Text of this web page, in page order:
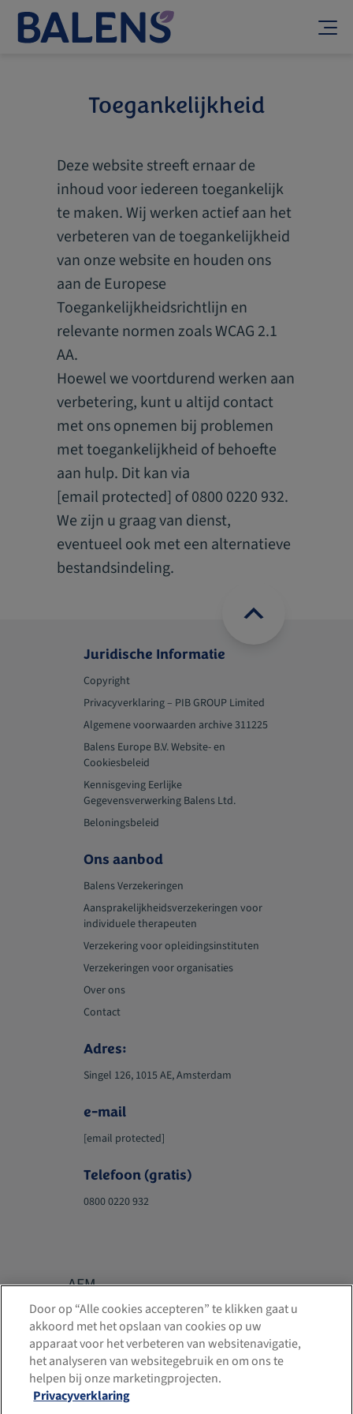
Vertel ons meer over uw bedrijf zodat we u kunnen
Individuele therapeut, coach of masseur (zonder medewerkers)
Aansprakelijkheidsverzekering voor opleidingsinstituten
Organisatie of individu met medewerkers
Aansprakelijkheidsverzekering voor complementair therapeuten,
masseurs, schoonheidsspecialisten, coaches en
vertrouwenspersoonen.
Vraag een offerte aan
Organisatie of individu met medewerkers
Aansprakelijkheidsverzekeringen voor organisaties waarin meer
dan één gezondheids-, welzijns- of fitnessprofessional werkzaam
Vraag een offerte aan
Ontdek de geschiedenis van Balens en meer
Over ons
Privacyverklaring
Algemene voorwaarden
Cookiesbeleid
Gegevensverwerking
Beloningsbeleid
Toegankelijkheid
Toegankelijkheid
Deze website streeft ernaar de
inhoud voor iedereen toegankelijk
te maken. Wij werken actief aan het
verbeteren van de toegankelijkheid
van onze website en houden ons
aan de Europese
Toegankelijkheidsrichtlijn en
relevante normen zoals WCAG 2.1
AA.
Hoewel we voortdurend werken aan
verbetering, kunt u altijd contact
met ons opnemen bij problemen
met toegankelijkheid of behoefte
aan hulp. Dit kan via
[email protected] of 0800 0220 932.
We zijn u graag van dienst,
eventueel ook met een alternatieve
bestandsindeling.
Juridische Informatie
Copyright
Privacyverklaring – PIB GROUP Limited
Algemene voorwaarden archive 311225
Balens Europe B.V. Website- en
Cookiesbeleid
Kennisgeving Eerlijke
Gegevensverwerking Balens Ltd.
Beloningsbeleid
Ons aanbod
Balens Verzekeringen
Aansprakelijkheidsverzekeringen voor
individuele therapeuten
Verzekering voor opleidingsinstituten
Verzekeringen voor organisaties
Over ons
Contact
Adres:
Singel 126, 1015 AE, Amsterdam
e-mail
[email protected]
Telefoon (gratis)
0800 0220 932
AFM
vergunningnum
mer 12046134
Kamer van
Koophandel
registratienum
Mocht u fouten
of
Door op “Alle cookies accepteren” te klikken gaat u
akkoord met het opslaan van cookies op uw
apparaat voor het verbeteren van websitenavigatie,
het analyseren van websitegebruik en om ons te
helpen bij onze marketingprojecten.
Privacyverklaring